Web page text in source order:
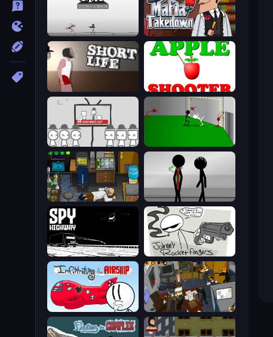
Mafia Takedown
Creative Kill Chamber
Apple Shooter
Die In Style
We Become What We Behold
Stick Figure Penalty 2
Foreign Creature
Johnny Rocketfingers
Spy Highway
Foreign Creature 2
Infiltrating the Airship